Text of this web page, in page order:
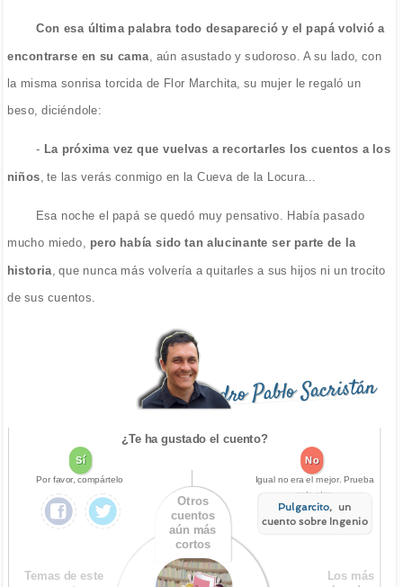
Con esa última palabra todo desapareció y el papá volvió a
encontrarse en su cama , aún asustado y sudoroso. A su lado, con
la misma sonrisa torcida de Flor Marchita, su mujer le regaló un
beso, diciéndole:
- La próxima vez que vuelvas a recortarles los cuentos a los
niños , te las verás conmigo en la Cueva de la Locura...
Esa noche el papá se quedó muy pensativo. Había pasado
mucho miedo, pero había sido tan alucinante ser parte de la
historia , que nunca más volvería a quitarles a sus hijos ni un trocito
de sus cuentos.
Pedro Pablo Sacristán
¿Te ha gustado el cuento?
Sí
Por favor, compártelo
No
Igual no era el mejor. Prueba
este otro:
Pulgarcito, un
cuento sobre Ingenio
Temas de este
Otros
cuentos
aún más
cortos
Los más